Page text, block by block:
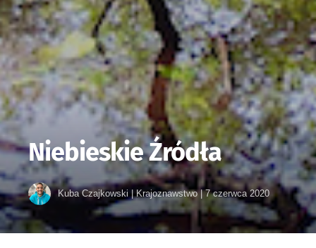
Niebieskie Źródła
Kuba Czajkowski |Krajoznawstwo |7 czerwca 2020